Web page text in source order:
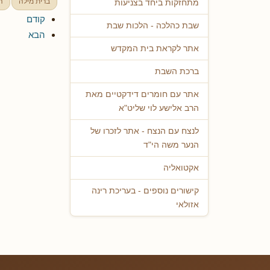
מתחזקות ביחד בצניעות
שבת כהלכה - הלכות שבת
אתר לקראת בית המקדש
ברכת השבת
אתר עם חומרים דידקטיים מאת
הרב אלישע לוי שליט"א
לנצח עם הנצח - אתר לזכרו של
הנער משה הי"ד
אקטואליה
קישורים נוספים - בעריכת רינה
אזולאי
קודם
הבא